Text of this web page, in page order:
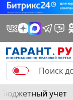
Бюджетный учет